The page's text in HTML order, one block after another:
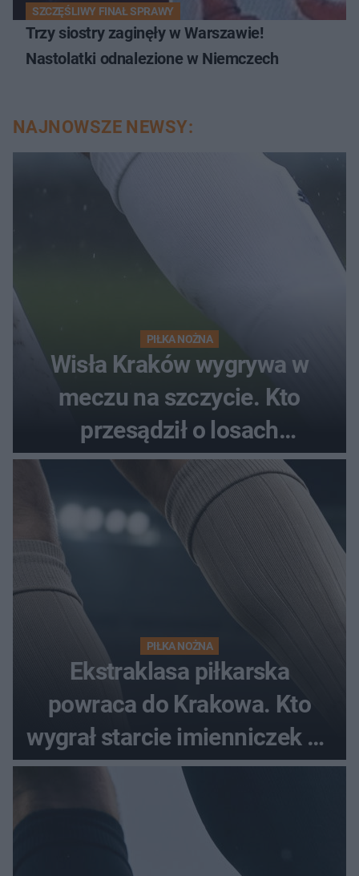
SZCZĘŚLIWY FINAŁ SPRAWY
Trzy siostry zaginęły w Warszawie!
Nastolatki odnalezione w Niemczech
NAJNOWSZE NEWSY:
PIŁKA NOŻNA
Wisła Kraków wygrywa w
meczu na szczycie. Kto
przesądził o losach
spotkania?
PIŁKA NOŻNA
Ekstraklasa piłkarska
powraca do Krakowa. Kto
wygrał starcie imienniczek na
pełnym stadionie